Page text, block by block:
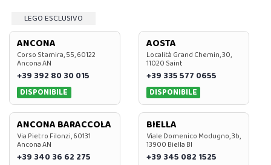
LEGO ESCLUSIVO
ANCONA
Corso Stamira, 55, 60122
Ancona AN
+39 392 80 30 015
DISPONIBILE
AOSTA
Località Grand Chemin, 30,
11020 Saint
+39 335 577 0655
DISPONIBILE
ANCONA BARACCOLA
Via Pietro Filonzi, 60131
Ancona AN
+39 340 36 62 275
BIELLA
Viale Domenico Modugno, 3b,
13900 Biella BI
+39 345 082 1525